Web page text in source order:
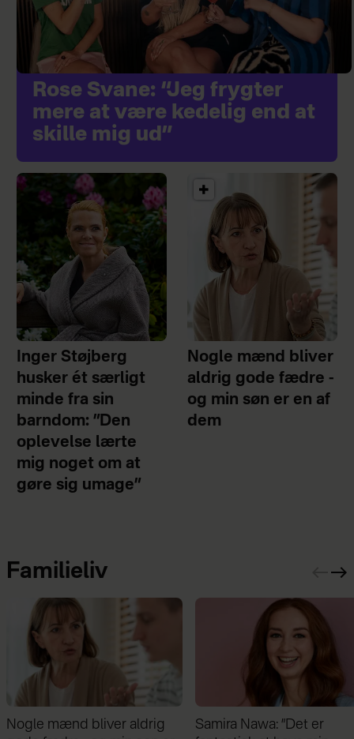
Rose Svane: “Jeg frygter
mere at være kedelig end at
skille mig ud”
Inger Støjberg
husker ét særligt
minde fra sin
barndom: ”Den
oplevelse lærte
mig noget om at
gøre sig umage”
Nogle mænd bliver
aldrig gode fædre -
og min søn er en af
dem
Familieliv
Samira Nawa: ”Det er
Jeg valgte at blive skilt